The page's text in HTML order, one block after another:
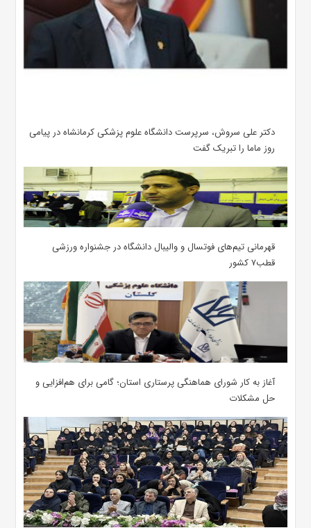
دکتر علی سروش، سرپرست دانشگاه علوم پزشکی کرمانشاه در پیامی
روز ماما را تبریک گفت
قهرمانی تیم‌های فوتسال و والیبال دانشگاه در جشنواره ورزشی
قطب۷ کشور
آغاز به کار شورای هماهنگی پرستاری استان؛ گامی برای هم‌افزایی و
حل مشکلات